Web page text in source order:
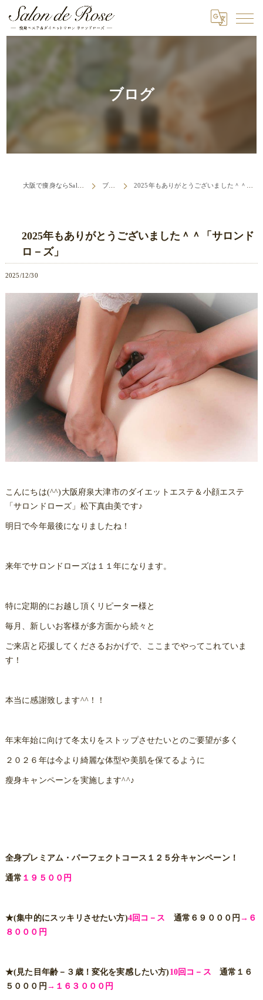
ブログ
ブログ 2025年もありがとうございました＾＾「サロンドロ－ズ」
2025年もありがとうございました＾＾「サロンド
ロ－ズ」
2025/12/30
こんにちは(^^)大阪府泉大津市のダイエットエステ＆小顔エステ
「サロンドローズ」松下真由美です♪
明日で今年最後になりましたね！
来年でサロンドローズは１１年になります。
特に定期的にお越し頂くリピーター様と
毎月、新しいお客様が多方面から続々と
ご来店と応援してくださるおかげで、ここまでやってこれていま
す！
本当に感謝致します^^！！
年末年始に向けて冬太りをストップさせたいとのご要望が多く
２０２６年は今より綺麗な体型や美肌を保てるように
瘦身キャンペーンを実施します^^♪
全身プレミアム・パーフェクトコース１２５分キャンペーン！
通常 １９５００円
★(集中的にスッキリさせたい方)4回コ－ス 通常６９０００円 →６
８０００円
★(見た目年齢－３歳！変化を実感したい方) 10回コ－ス 通常１６
５０００円 →１６３０００円